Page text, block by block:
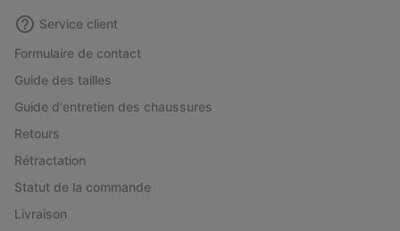
Service client
Formulaire de contact
Guide des tailles
Guide d'entretien des chaussures
Retours
Rétractation
Statut de la commande
Livraison